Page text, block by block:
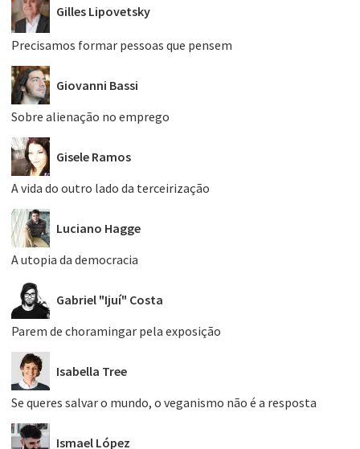
Gilles Lipovetsky
Precisamos formar pessoas que pensem
Giovanni Bassi
Sobre alienação no emprego
Gisele Ramos
A vida do outro lado da terceirização
Luciano Hagge
A utopia da democracia
Gabriel "Ijuí" Costa
Parem de choramingar pela exposição
Isabella Tree
Se queres salvar o mundo, o veganismo não é a resposta
Ismael López